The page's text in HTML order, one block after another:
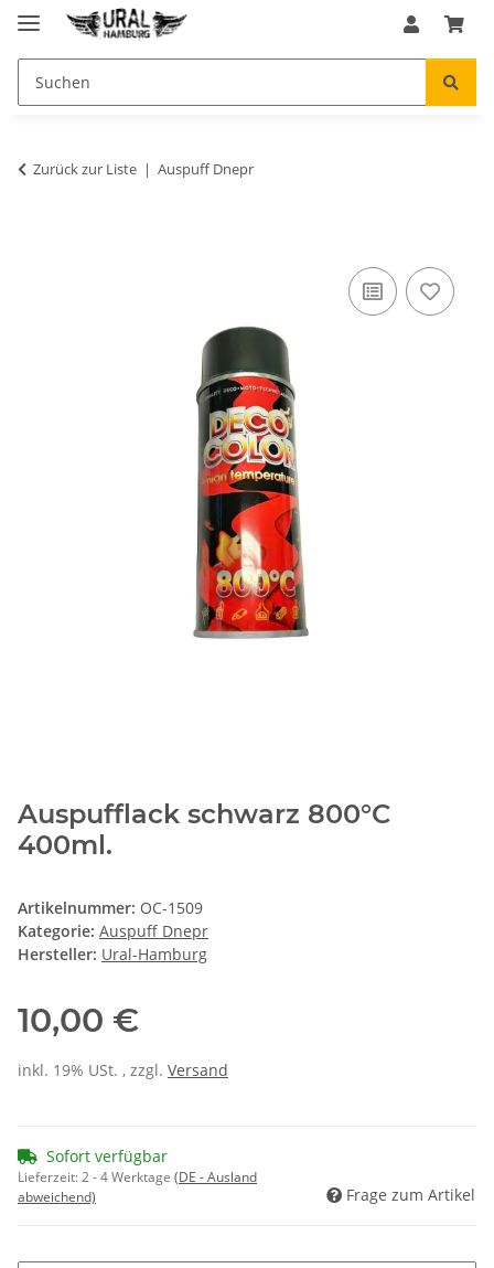
Zurück zur Liste Auspuff Dnepr
Auspufflack schwarz 800°C
400ml.
Artikelnummer: OC-1509
Kategorie: Auspuff Dnepr
Hersteller: Ural-Hamburg
10,00 €
inkl. 19% USt. , zzgl. Versand
Sofort verfügbar
Lieferzeit:2 - 4 Werktage (DE - Ausland
abweichend)
Frage zum Artikel